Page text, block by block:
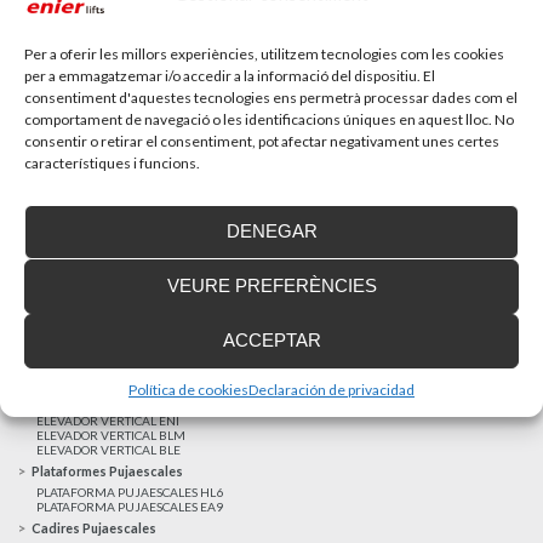
Per a oferir les millors experiències, utilitzem tecnologies com les cookies
per a emmagatzemar i/o accedir a la informació del dispositiu. El
consentiment d'aquestes tecnologies ens permetrà processar dades com el
comportament de navegació o les identificacions úniques en aquest lloc. No
consentir o retirar el consentiment, pot afectar negativament unes certes
característiques i funcions.
ACCEPTAR
DENEGAR
VEURE PREFERÈNCIES
Política de cookiesDeclaración de privacidad
MÉS NOTÍCIES
ELEVADOR UNIFAMILIAR EHP 05
Elevadors Verticals
ELEVADOR VERTICAL ENI
ELEVADOR VERTICAL BLM
ELEVADOR VERTICAL BLE
Plataformes Pujaescales
PLATAFORMA PUJAESCALES HL6
PLATAFORMA PUJAESCALES EA9
Cadires Pujaescales